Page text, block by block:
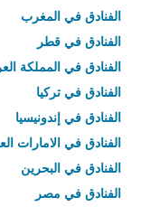
الفنادق في المغرب
الفنادق في قطر
الفنادق في المملكة
الفنادق في تركيا
الفنادق في إندونيسيا
الفنادق في الامارات
الفنادق في البحرين
الفنادق في مصر